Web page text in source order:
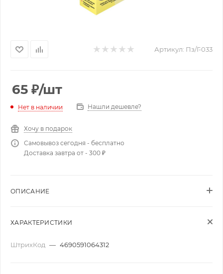
Артикул: Пз/Г-033
65 ₽/шт
Нет в наличии Нашли дешевле?
Хочу в подарок
Самовывоз сегодня - бесплатно
Доставка завтра от - 300 ₽
ОПИСАНИЕ
ХАРАКТЕРИСТИКИ
ШтрихКод — 4690591064312